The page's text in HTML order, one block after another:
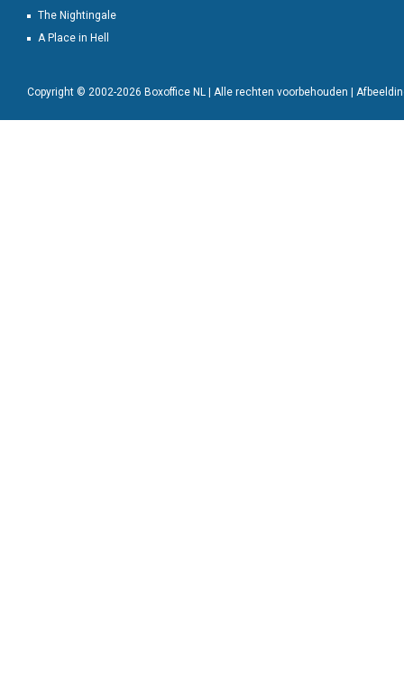
The Nightingale
A Place in Hell
Copyright © 2002-2026 Boxoffice NL | Alle rechten voorbehouden |